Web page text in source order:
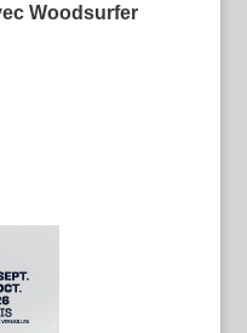
Woodsurfer